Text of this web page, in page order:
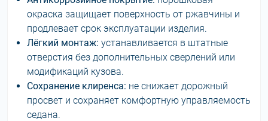
окраска защищает поверхность от ржавчины и
продлевает срок эксплуатации изделия.
Лёгкий монтаж: устанавливается в штатные
отверстия без дополнительных сверлений или
модификаций кузова.
Сохранение клиренса: не снижает дорожный
просвет и сохраняет комфортную управляемость
седана.